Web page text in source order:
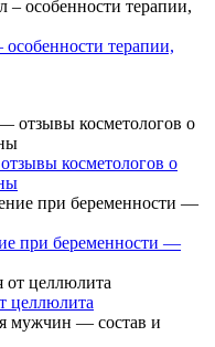
терапии,
косметологов о
при беременности —
целлюлита